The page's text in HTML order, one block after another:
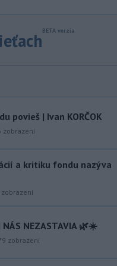
povieš | Ivan KORČOK
zobrazení
a kritiku fondu nazýva
zobrazení
NÁS NEZASTAVIA 🌿☀️
zobrazení